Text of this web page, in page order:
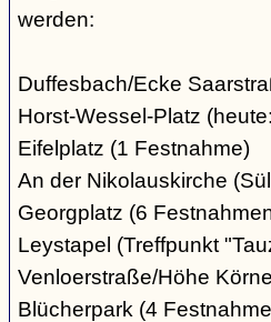
werden:
Duffesbach/Ecke
Horst-Wessel-Platz
Eifelplatz (1 Festnahme)
An der Nikolauskirche
Georgplatz (6
Leystapel (Treffpunkt
Venloerstraße/Höhe
Blücherpark (4